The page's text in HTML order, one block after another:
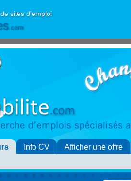
sites d'emploi
.com
Info CV Afficher une offre